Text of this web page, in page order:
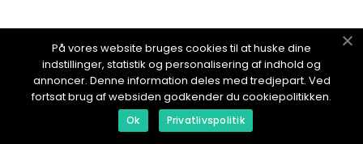
Menu
Annonsering
På vores website bruges cookies til at huske dine
indstillinger, statistik og personalisering af indhold og
annoncer. Denne information deles med tredjepart. Ved
fortsat brug af websiden godkender du cookiepolitikken.
Ok Privatlivspolitik